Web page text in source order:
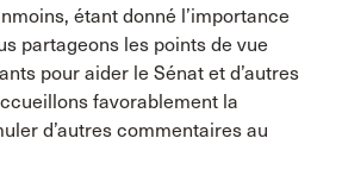
étant donné l’importance
partageons les points de vue
pour aider le Sénat et d’autres
favorablement la
d’autres commentaires au